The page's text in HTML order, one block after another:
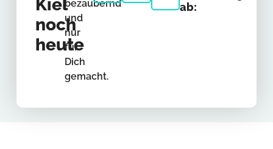
Kiel
noch
heute
bezaubernd
und
nur
für
Dich
gemacht.
ab: